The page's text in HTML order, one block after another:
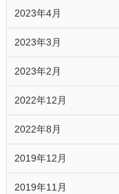
2023年4月
2023年3月
2023年2月
2022年12月
2022年8月
2019年12月
2019年11月